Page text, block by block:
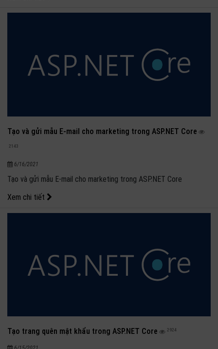
Tạo và gửi mẫu E-mail cho marketing trong ASP.NET Core
2143
6/16/2021
Tạo và gửi mẫu E-mail cho marketing trong ASP.NET Core
Xem chi tiết
Tạo trang quên mật khẩu trong ASP.NET Core 2924